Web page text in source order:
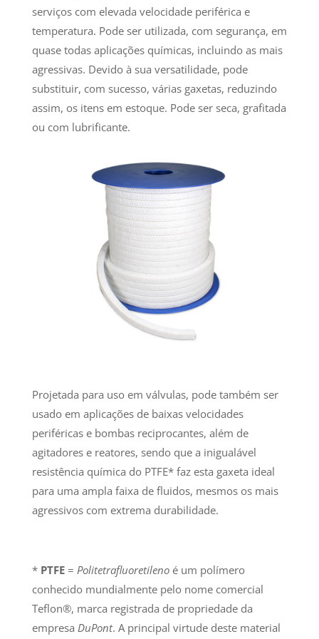
serviços com elevada velocidade periférica e
temperatura. Pode ser utilizada, com segurança, em
quase todas aplicações químicas, incluindo as mais
agressivas. Devido à sua versatilidade, pode
substituir, com sucesso, várias gaxetas, reduzindo
assim, os itens em estoque. Pode ser seca, grafitada
ou com lubrificante.
Projetada para uso em válvulas, pode também ser
usado em aplicações de baixas velocidades
periféricas e bombas reciprocantes, além de
agitadores e reatores, sendo que a inigualável
resistência química do PTFE* faz esta gaxeta ideal
para uma ampla faixa de fluidos, mesmos os mais
agressivos com extrema durabilidade.
* PTFE= Politetrafluoretilenoé um polímero
conhecido mundialmente pelo nome comercial
Teflon®, marca registrada de propriedade da
empresa DuPont. A principal virtude deste material